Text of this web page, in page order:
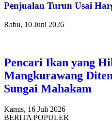
Penjualan Turun Usai
Rabu, 10 Juni 2026
Pencari Ikan yang
Mangkurawang
Sungai Mahakam
Kamis, 16 Juli 2026
BERITA POPULER